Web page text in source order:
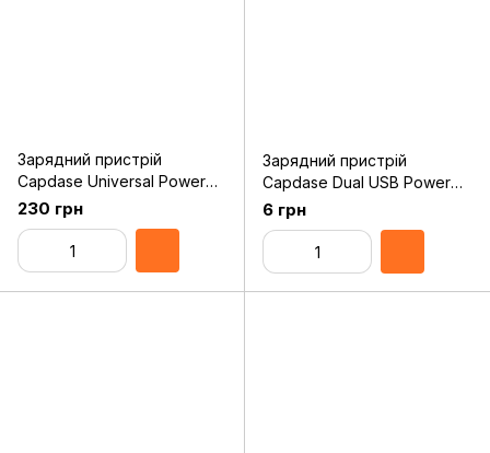
Зарядний пристрій
Capdase Universal Power
Adapter Black (1A) for
iPad/iPhone/iPod (AD00-
AP01-EU)
230 грн
Зарядний пристрій
Capdase Dual USB Power
Adapter with Cable AMPO
R2S World Plug Black
(TKSGN8000-AS01)
6 грн